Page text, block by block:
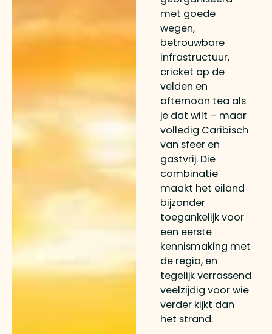
met goede
wegen,
betrouwbare
infrastructuur,
cricket op de
velden en
afternoon tea als
je dat wilt – maar
volledig Caribisch
van sfeer en
gastvrij. Die
combinatie
maakt het eiland
bijzonder
toegankelijk voor
een eerste
kennismaking met
de regio, en
tegelijk verrassend
veelzijdig voor wie
verder kijkt dan
het strand.